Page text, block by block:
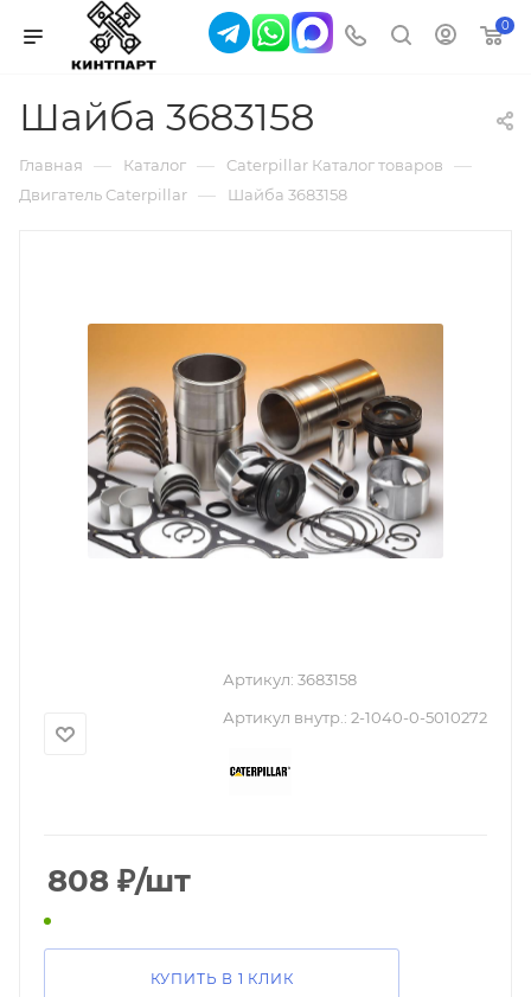
0
Шайба 3683158
Главная — Каталог — Caterpillar Каталог товаров —
Двигатель Caterpillar — Шайба 3683158
Артикул: 3683158
Артикул внутр.: 2-1040-0-5010272
808 ₽/шт
КУПИТЬ В 1 КЛИК